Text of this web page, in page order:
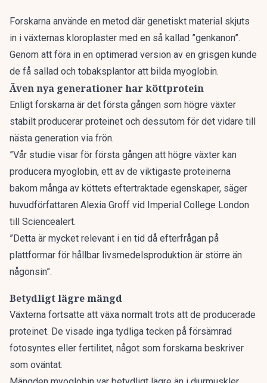
Forskarna använde en metod där genetiskt material skjuts
in i växternas kloroplaster med en så kallad ”genkanon”.
Genom att föra in en optimerad version av en grisgen kunde
de få sallad och tobaksplantor att bilda myoglobin.
Även nya generationer har köttprotein
Enligt forskarna är det första gången som högre växter
stabilt producerar proteinet och dessutom för det vidare till
nästa generation via frön.
”Vår studie visar för första gången att högre växter kan
producera myoglobin, ett av de viktigaste proteinerna
bakom många av köttets eftertraktade egenskaper, säger
huvudförfattaren Alexia Groff vid Imperial College London
till Sciencealert.
”Detta är mycket relevant i en tid då efterfrågan på
plattformar för hållbar livsmedelsproduktion är större än
någonsin”.
Betydligt lägre mängd
Växterna fortsatte att växa normalt trots att de producerade
proteinet. De visade inga tydliga tecken på försämrad
fotosyntes eller fertilitet, något som forskarna beskriver
som oväntat.